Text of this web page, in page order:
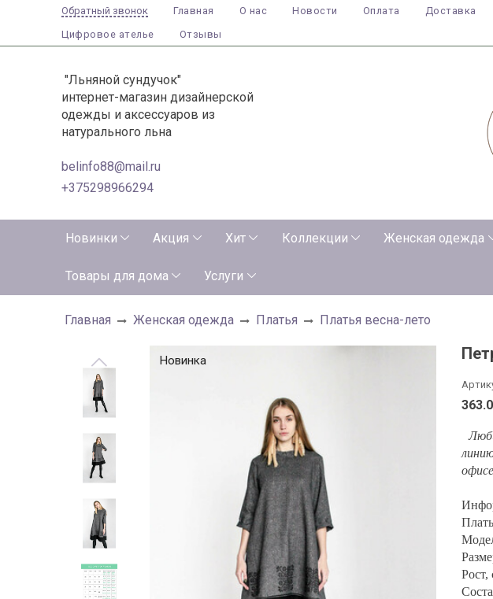
Обратный звонок Главная О нас Новости Оплата Доставка
Цифровое ателье Отзывы
"Льняной сундучок"
интернет-магазин дизайнерской
одежды и аксессуаров из
натурального льна
belinfo88@mail.ru
+375298966294
Новинки Акция Хит Коллекции Женская одежда
Товары для дома Услуги
Главная Женская одежда Платья Платья весна-лето
Новинка
Рост,